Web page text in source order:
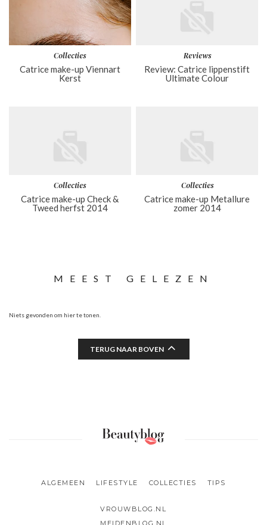
Collecties
Catrice make-up Viennart
Kerst
Reviews
Review: Catrice lippenstift
Ultimate Colour
Collecties
Catrice make-up Check &
Tweed herfst 2014
Collecties
Catrice make-up Metallure
zomer 2014
MEEST GELEZEN
Niets gevonden om hier te tonen.
TERUG NAAR BOVEN
ALGEMEEN LIFESTYLE COLLECTIES TIPS
VROUWBLOG.NL
MEIDENBLOG.NL